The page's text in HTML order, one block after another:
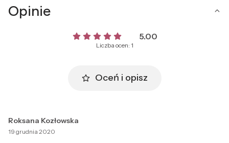
Opinie
5.00
Liczba ocen: 1
Oceń i opisz
Roksana Kozłowska
19 grudnia 2020